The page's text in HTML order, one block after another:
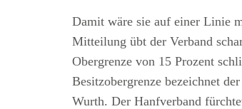
Damit wäre sie auf einer Linie
Mitteilung übt der Verband
Obergrenze von 15 Prozent
Besitzobergrenze bezeichnet
Wurth. Der Hanfverband